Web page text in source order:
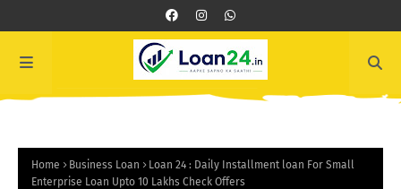
Home Business Loan
Loan 24 : Daily Installment loan For Small
Enterprise Loan Upto 10 Lakhs Check Offers